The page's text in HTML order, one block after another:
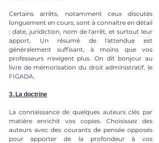
Certains arrêts, notamment ceux discutés
longuement en cours, sont à connaître en détail
: date, juridiction, nom de l'arrêt, et surtout leur
apport. Un résumé de l'attendue est
généralement suffisant, à moins que vos
professeurs n'exigent plus. On dit bonjour au
livre de mémorisation du droit administratif, le
FIGADA.
3. La doctrine
La connaissance de quelques auteurs clés par
matière enrichit vos copies. Choisissez des
auteurs avec des courants de pensée opposés
pour apporter de la profondeur à vos